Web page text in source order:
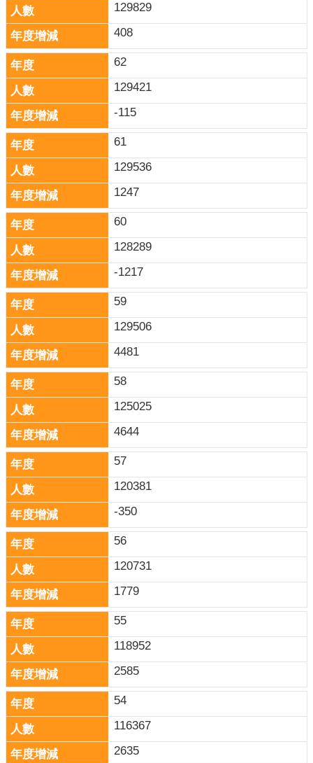
129829
408
62
129421
-115
61
129536
1247
60
128289
-1217
59
129506
4481
58
125025
4644
57
120381
-350
56
120731
1779
55
118952
2585
54
116367
2635